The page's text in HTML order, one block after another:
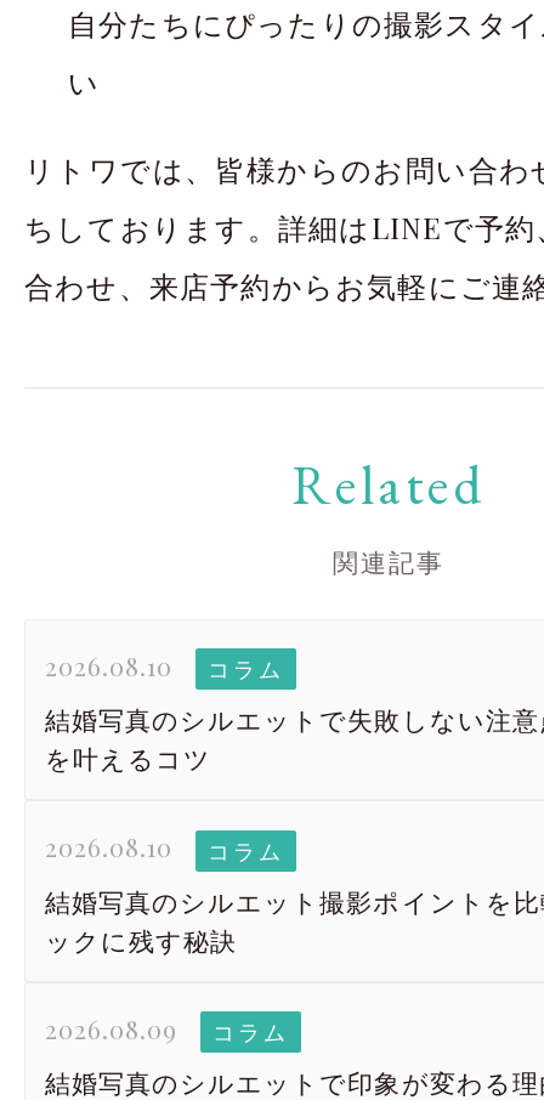
自分たちにぴったりの撮影スタ
い
リトワでは、皆様からのお問い合
ちしております。詳細はLINEで予
合わせ、来店予約からお気軽にご連
Related
関連記事
2026.08.10 コラム
結婚写真のシルエットで失敗しない注意
を叶えるコツ
2026.08.10 コラム
結婚写真のシルエット撮影ポイントを
ックに残す秘訣
2026.08.09 コラム
結婚写真のシルエットで印象が変わる